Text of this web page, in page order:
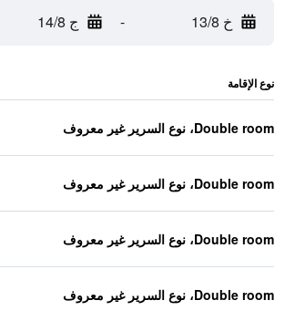
خ 13/8 - ج 14/8
نوع الإقامة
Double room، نوع السرير غير معروف
Double room، نوع السرير غير معروف
Double room، نوع السرير غير معروف
Double room، نوع السرير غير معروف